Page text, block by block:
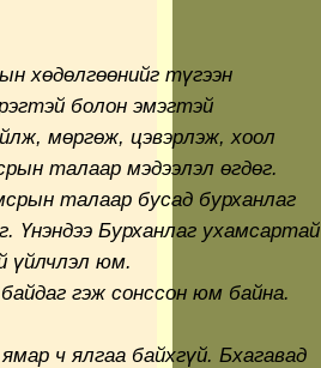
хөдөлгөөнийг түгээн
болон эмэгтэй
мөргөж, цэвэрлэж, хоол
талаар мэдээлэл өгдөг.
талаар бусад бурханлаг
Үнэндээ Бурханлаг ухамсартай
үйлчлэл юм.
гэж сонссон юм байна.
ч ялгаа байхгүй. Бхагавад